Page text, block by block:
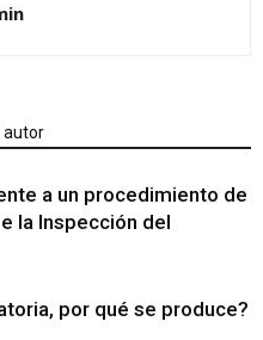
autor
a un procedimiento de
la Inspección del
por qué se produce?